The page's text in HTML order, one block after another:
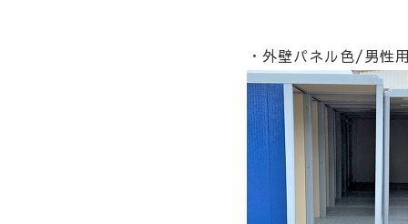
・外壁パネル色/男性